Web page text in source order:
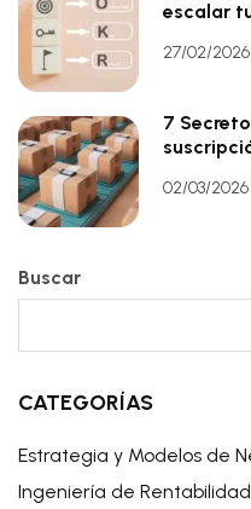
escalar
27/02/2026
7
02/03/2026
Buscar
CATEGORÍAS
Estrategia y Modelos de
Ingeniería de Rentabilidad